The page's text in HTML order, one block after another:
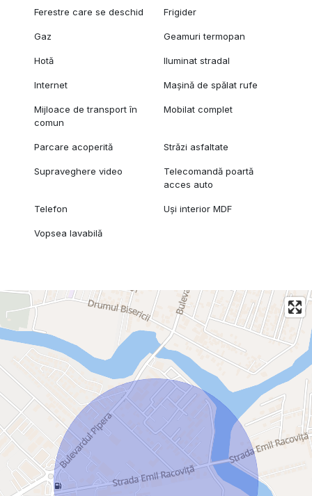
Ferestre care se deschid Frigider
Gaz Geamuri termopan
Hotă Iluminat stradal
Internet Mașină de spălat rufe
Mijloace de transport în
comun
Mobilat complet
Parcare acoperită Străzi asfaltate
Supraveghere video
Telecomandă poartă
acces auto
Telefon Uși interior MDF
Vopsea lavabilă